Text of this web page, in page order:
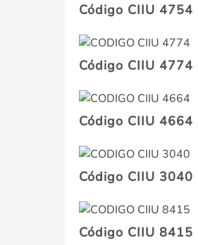
Código CIIU 4754
Código CIIU 4774
Código CIIU 4664
Código CIIU 3040
Código CIIU 8415